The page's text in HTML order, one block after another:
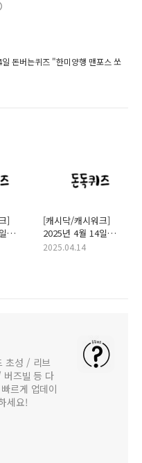
돈버는퀴즈 "한미양행 맨포스 쏘
]
국"
[캐시닥/캐시워크]
2025년 4월 14일
돈버는퀴즈 "맛장군
2025.04.14
초성 / 리브
즈빌 등 다
르게 업데이
세요!